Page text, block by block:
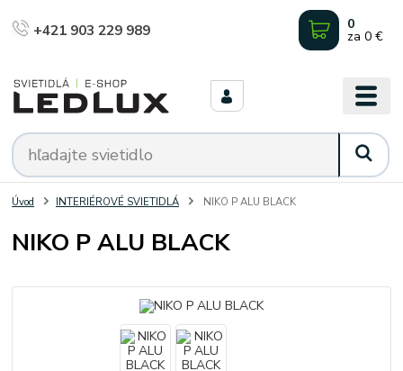
+421 903 229 989 0
za 0 €
Úvod INTERIÉROVÉ SVIETIDLÁ NIKO P ALU BLACK
NIKO P ALU BLACK